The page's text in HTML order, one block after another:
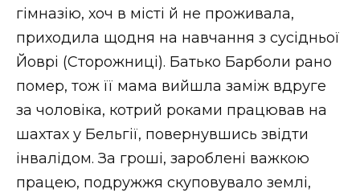
гімназію, хоч в місті й не проживала,
приходила щодня на навчання з сусідньої
Йоврі (Сторожниці). Батько Барболи рано
помер, тож її мама вийшла заміж вдруге
за чоловіка, котрий роками працював на
шахтах у Бельгії, повернувшись звідти
інвалідом. За гроші, зароблені важкою
працею, подружжя скуповувало землі,